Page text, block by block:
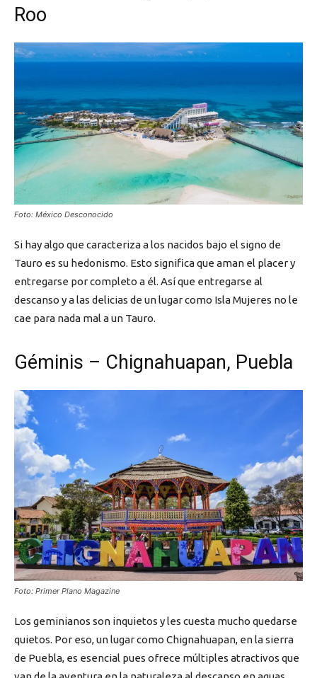
Roo
Foto: México Desconocido
Si hay algo que caracteriza a los nacidos bajo el signo de
Tauro es su hedonismo. Esto significa que aman el placer y
entregarse por completo a él. Así que entregarse al
descanso y a las delicias de un lugar como Isla Mujeres no le
cae para nada mal a un Tauro.
Géminis – Chignahuapan, Puebla
Foto: Primer Plano Magazine
Los geminianos son inquietos y les cuesta mucho quedarse
quietos. Por eso, un lugar como Chignahuapan, en la sierra
de Puebla, es esencial pues ofrece múltiples atractivos que